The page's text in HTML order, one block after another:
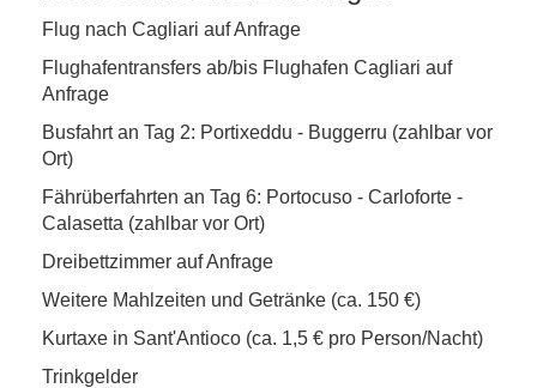
Flug nach Cagliari auf Anfrage
Flughafentransfers ab/bis Flughafen Cagliari auf
Anfrage
Busfahrt an Tag 2: Portixeddu - Buggerru (zahlbar vor
Ort)
Fährüberfahrten an Tag 6: Portocuso - Carloforte -
Calasetta (zahlbar vor Ort)
Dreibettzimmer auf Anfrage
Weitere Mahlzeiten und Getränke (ca. 150 €)
Kurtaxe in Sant'Antioco (ca. 1,5 € pro Person/Nacht)
Trinkgelder